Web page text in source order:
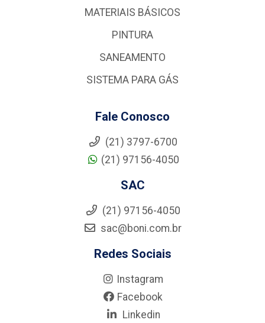
MATERIAIS BÁSICOS
PINTURA
SANEAMENTO
SISTEMA PARA GÁS
Fale Conosco
(21) 3797-6700
(21) 97156-4050
SAC
(21) 97156-4050
sac@boni.com.br
Redes Sociais
Instagram
Facebook
Linkedin